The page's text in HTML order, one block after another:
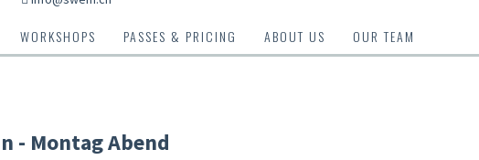
WORKSHOPS PASSES & PRICING ABOUT US OUR TEAM
- Montag Abend